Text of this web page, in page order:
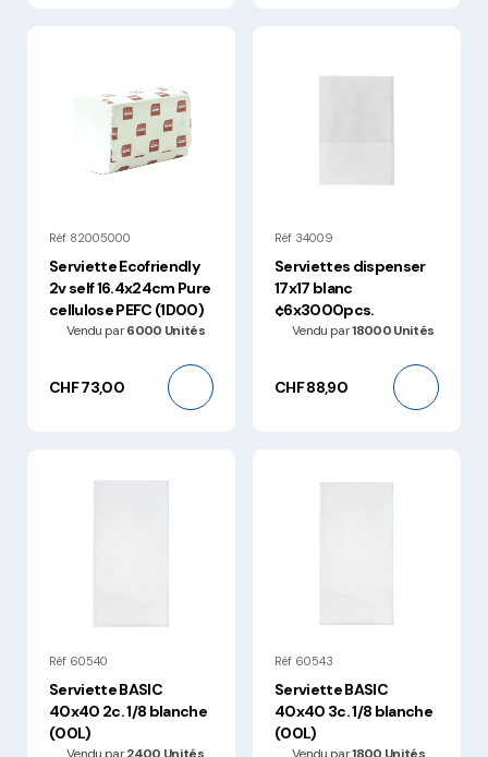
Réf 82005000
Serviette Ecofriendly
2v self 16.4x24cm Pure
cellulose PEFC (1D00)
Vendu par6000 Unités
CHF 73,00
Réf 34009
Serviettes dispenser
17x17 blanc
¢6x3000pcs.
Vendu par18000 Unités
CHF 88,90
Réf 60540
Serviette BASIC
40x40 2c. 1/8 blanche
(00L)
Réf 60543
Serviette BASIC
40x40 3c. 1/8 blanche
(00L)